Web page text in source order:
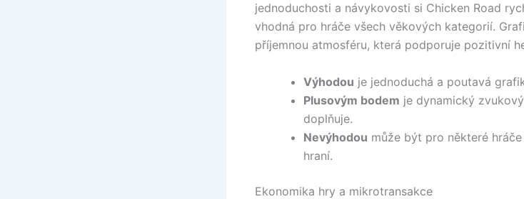
jednoduchosti a návykovosti si Chicken Road
vhodná pro hráče všech věkových kategorií.
příjemnou atmosféru, která podporuje pozitivní
Výhodou je jednoduchá a poutavá
Plusovým bodem je dynamický
doplňuje.
Nevýhodou může být pro některé
hraní.
Ekonomika hry a mikrotransakce